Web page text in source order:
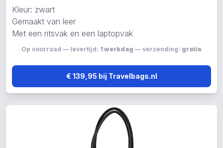
Kleur: zwart
Gemaakt van leer
Met een ritsvak en een laptopvak
Op voorraad — levertijd: 1 werkdag — verzending: gratis
€ 139,95 bij Travelbags.nl